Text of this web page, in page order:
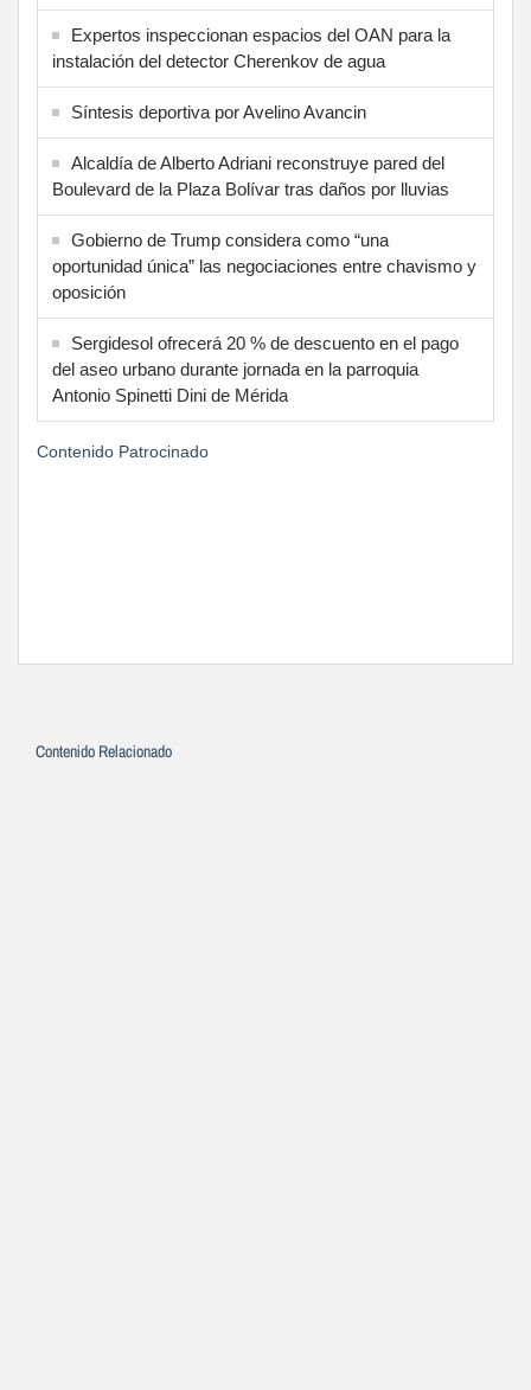
Expertos inspeccionan espacios del OAN para la
instalación del detector Cherenkov de agua
Síntesis deportiva por Avelino Avancin
Alcaldía de Alberto Adriani reconstruye pared del
Boulevard de la Plaza Bolívar tras daños por lluvias
Gobierno de Trump considera como “una
oportunidad única” las negociaciones entre chavismo y
oposición
Sergidesol ofrecerá 20 % de descuento en el pago
del aseo urbano durante jornada en la parroquia
Antonio Spinetti Dini de Mérida
Contenido Patrocinado
Contenido Relacionado